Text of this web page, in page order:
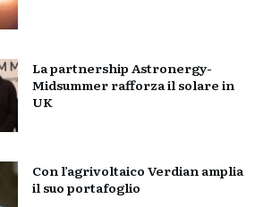
La partnership Astronergy-
Midsummer rafforza il solare in
UK
Con l’agrivoltaico Verdian amplia
il suo portafoglio